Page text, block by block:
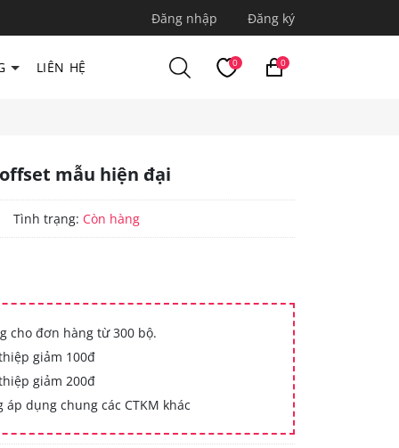
Đăng nhập Đăng ký
LIÊN HỆ 0 0
mẫu hiện đại
Tình trạng: Còn hàng
cho đơn hàng từ 300 bộ.
giảm 100đ
giảm 200đ
dụng chung các CTKM khác